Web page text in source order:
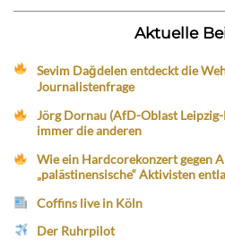
Aktuelle
Sevim Dağdelen entdeckt die
Journalistenfrage
Jörg Dornau (AfD-Oblast
immer die anderen
Wie ein Hardcorekonzert gegen
„palästinensische“ Aktivisten
Coffins live in Köln
Der Ruhrpilot